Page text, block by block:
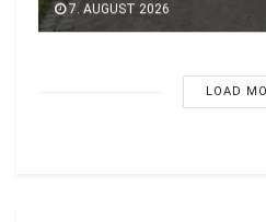
7. AUGUST 2026
LOAD